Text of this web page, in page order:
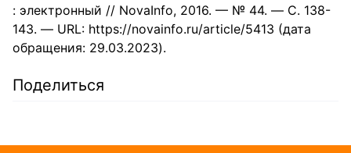
: электронный // NovaInfo, 2016. — № 44. — С. 138-
143. — URL: https://novainfo.ru/article/5413 (дата
обращения: 29.03.2023).
Поделиться